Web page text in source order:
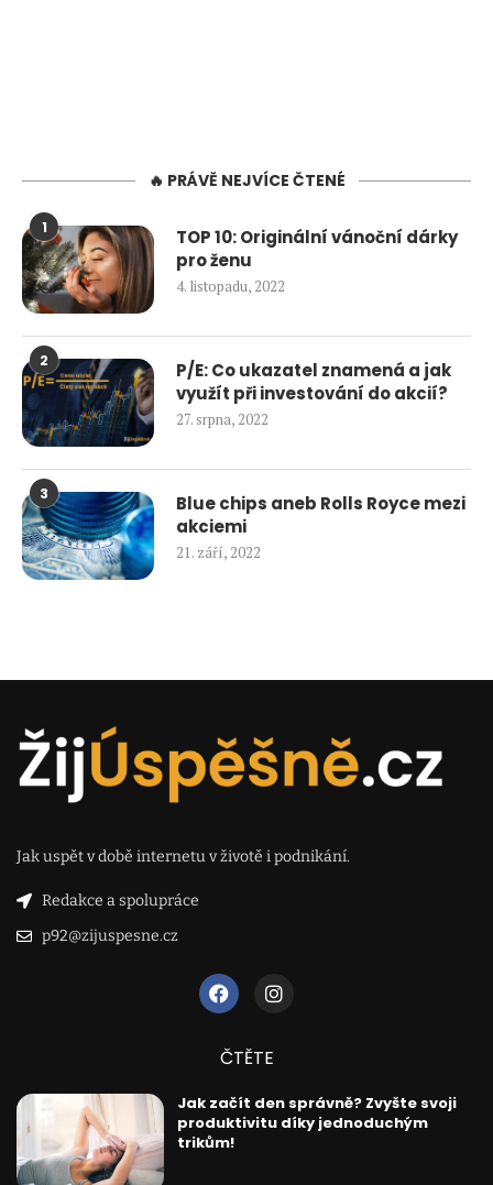
🔥 PRÁVĚ NEJVÍCE ČTENÉ
1
TOP 10: Originální vánoční dárky
pro ženu
4. listopadu, 2022
2
P/E: Co ukazatel znamená a jak
využít při investování do akcií?
27. srpna, 2022
3
Blue chips aneb Rolls Royce mezi
akciemi
21. září, 2022
Jak uspět v době internetu v životě i podnikání.
Redakce a spolupráce
p92@zijuspesne.cz
ČTĚTE
Jak začít den správně? Zvyšte svoji
produktivitu díky jednoduchým
trikům!